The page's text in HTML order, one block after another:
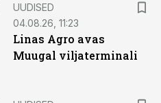
UUDISED
04.08.26, 11:23
Linas Agro avas
Muugal viljaterminali